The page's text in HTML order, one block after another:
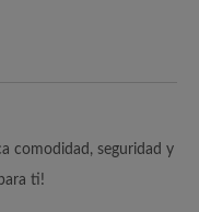
comodidad, seguridad y
ti!